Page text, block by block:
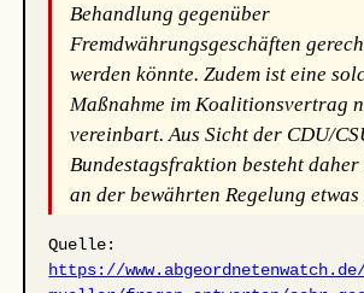
Behandlung gegenüber
Fremdwährungsgeschäften
werden könnte. Zudem ist eine
Maßnahme im Koalitionsvertrag
vereinbart. Aus Sicht der CDU/
Bundestagsfraktion besteht daher
an der bewährten Regelung
Quelle:
https://